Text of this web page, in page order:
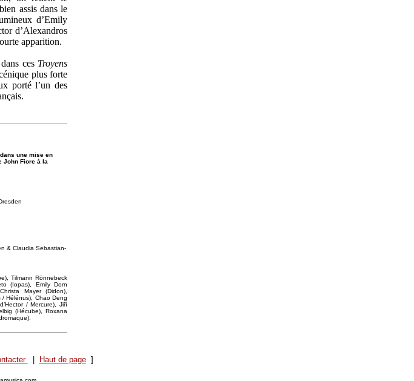
assis dans le
d’Emily
d’Alexandros
apparition.
ces Troyens
plus forte
porté l’un des
une mise en
John Fiore à la
& Claudia Sebastian-
Tilmann Rönnebeck
(Iopas), Emily Dorn
Mayer (Didon),
/ Hélénus), Chao Deng
/ Mercure), Jiří
(Hécube), Roxana
Haut de page]